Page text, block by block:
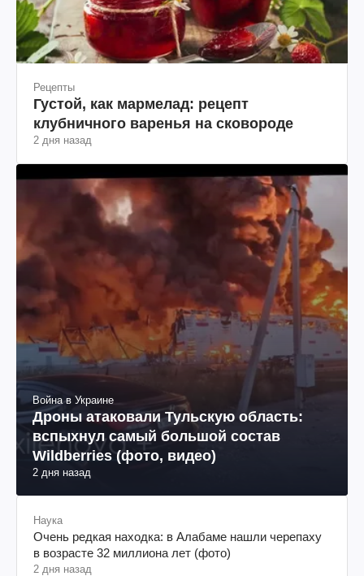
Рецепты
Густой, как мармелад: рецепт
клубничного варенья на сковороде
2 дня назад
Война в Украине
Дроны атаковали Тульскую область:
вспыхнул самый большой состав
Wildberries (фото, видео)
2 дня назад
Наука
Очень редкая находка: в Алабаме нашли черепаху
в возрасте 32 миллиона лет (фото)
2 дня назад